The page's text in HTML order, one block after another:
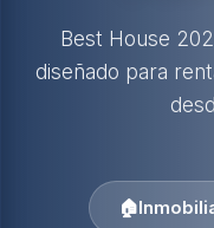
Best House
diseñado para
🏠